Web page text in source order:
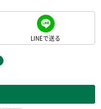
LINEで送る